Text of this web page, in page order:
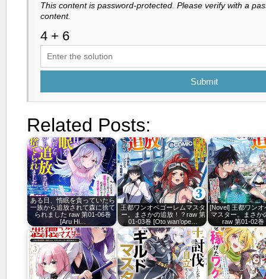
This content is password-protected. Please verify with a
content.
Submit
Related Posts:
ある日、惰眠を貪っていたら
一族から追放されて森に捨て
られました raw 第01-06巻
[Aru Hi…
王都ワンオペゴーレムマスタ
ー。まさかの追放！？raw 第
01-03巻 [Oto wan’ope…
[Novel] 王都ワン
マスター。まさか
raw 第01-02